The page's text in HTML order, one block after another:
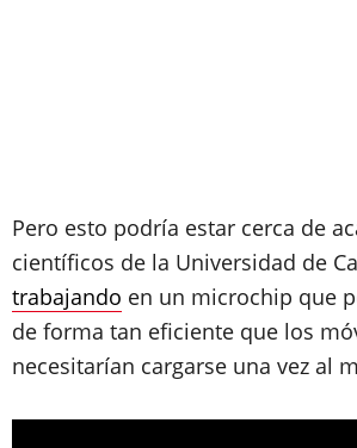
Pero esto podría estar cerca de
científicos de la Universidad de
trabajando en un microchip que
de forma tan eficiente que los
necesitarían cargarse una vez al